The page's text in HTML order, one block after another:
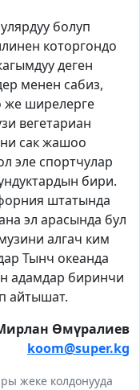
болуп
которгондо
деген
менен сабиз,
же ширелерге
вегетариан
сак жашоо
эле спортчулар
бири.
штатында
эл арасында бул
алгач ким
Тынч океанда
адамдар биринчи
айтышат.
Өмүралиев
koom@super.kg
жеке колдонууда